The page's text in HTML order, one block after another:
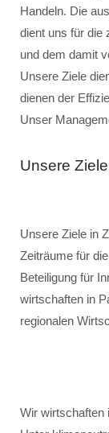
Handeln. Die
dient uns für die
und dem damit
Unsere Ziele
dienen der
Unser
Unsere
Unsere Ziele in
Zeiträume für
Beteiligung für
wirtschaften in
regionalen
Wir wirtschaften